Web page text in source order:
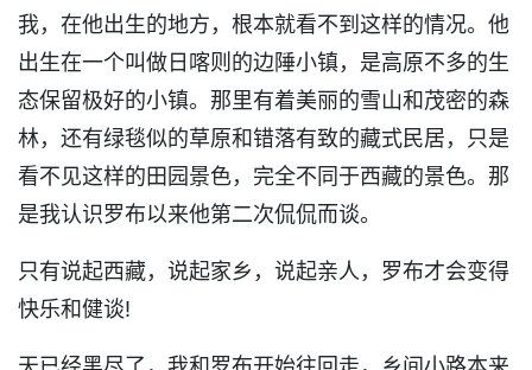
我，在他出生的地方，根本就看不到这样的情况。他
出生在一个叫做日喀则的边陲小镇，是高原不多的生
态保留极好的小镇。那里有着美丽的雪山和茂密的森
林，还有绿毯似的草原和错落有致的藏式民居，只是
看不见这样的田园景色，完全不同于西藏的景色。那
是我认识罗布以来他第二次侃侃而谈。
只有说起西藏，说起家乡，说起亲人，罗布才会变得
快乐和健谈!